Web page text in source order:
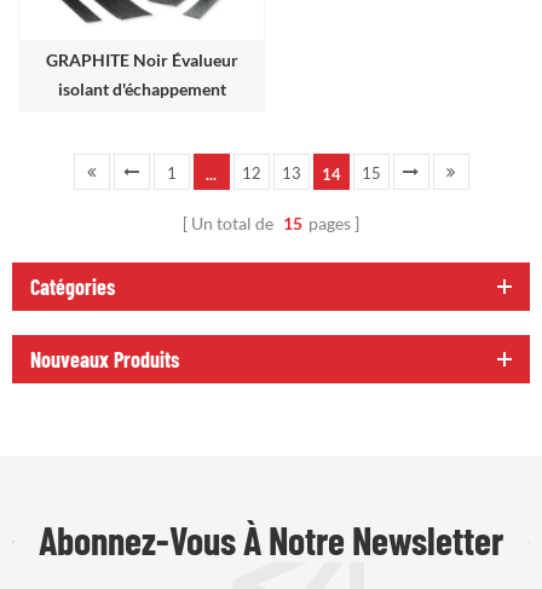
GRAPHITE Noir Évalueur
isolant d'échappement
1 ... 12 13 14 15
Un total de 15 pages
Catégories
Nouveaux Produits
Abonnez-Vous À Notre Newsletter